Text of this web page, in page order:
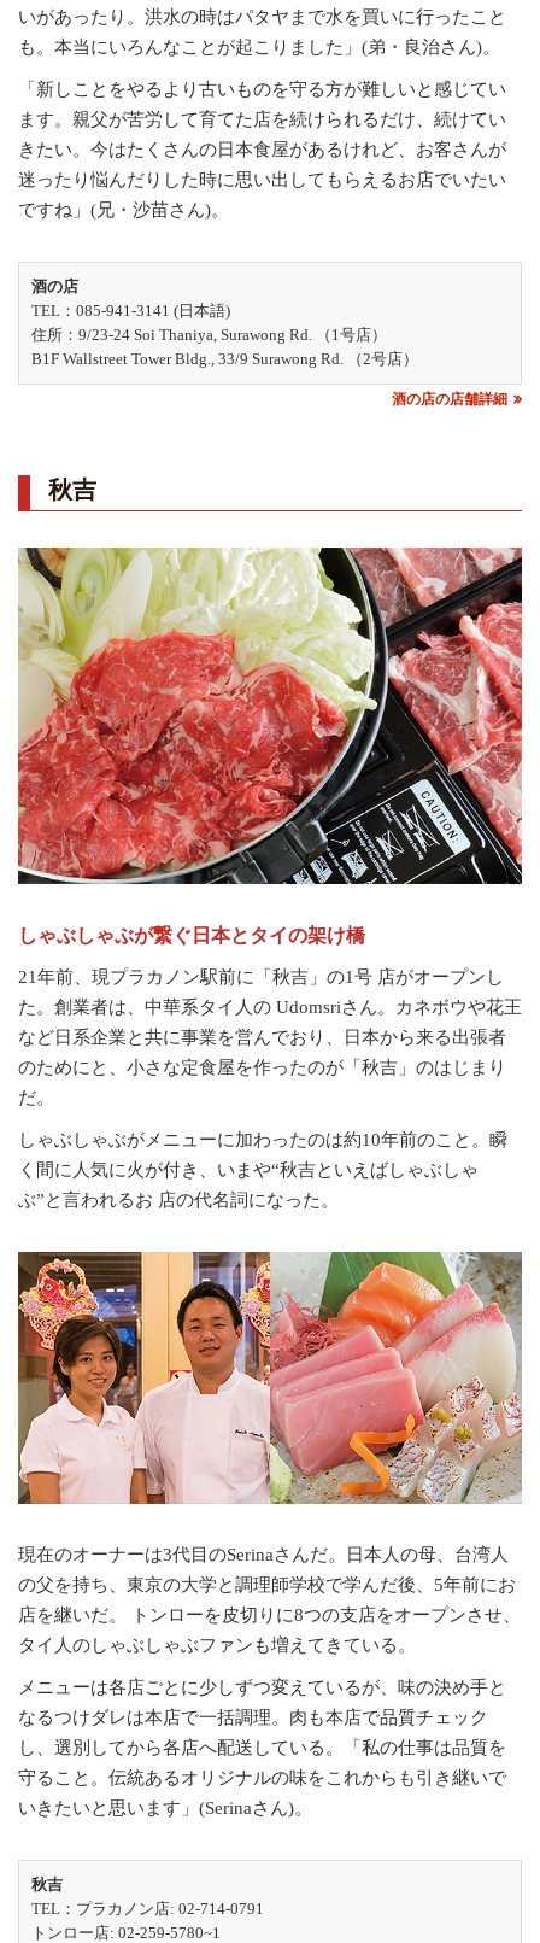
いがあったり。洪水の時はパタヤまで水を買いに行ったこと
も。本当にいろんなことが起こりました」(弟・良治さん)。
「新しことをやるより古いものを守る方が難しいと感じてい
ます。親父が苦労して育てた店を続けられるだけ、続けてい
きたい。今はたくさんの日本食屋があるけれど、お客さんが
迷ったり悩んだりした時に思い出してもらえるお店でいたい
ですね」(兄・沙苗さん)。
酒の店
TEL：085-941-3141 (日本語)
住所：9/23-24 Soi Thaniya, Surawong Rd. （1号店）
B1F Wallstreet Tower Bldg., 33/9 Surawong Rd. （2号店）
酒の店の店舗詳細
秋吉
しゃぶしゃぶが繋ぐ日本とタイの架け橋
21年前、現プラカノン駅前に「秋吉」の1号 店がオープンし
た。創業者は、中華系タイ人の Udomsriさん。カネボウや花王
など日系企業と共に事業を営んでおり、日本から来る出張者
のためにと、小さな定食屋を作ったのが「秋吉」のはじまり
だ。
しゃぶしゃぶがメニューに加わったのは約10年前のこと。瞬
く間に人気に火が付き、いまや“秋吉といえばしゃぶしゃ
ぶ”と言われるお 店の代名詞になった。
現在のオーナーは3代目のSerinaさんだ。日本人の母、台湾人
の父を持ち、東京の大学と調理師学校で学んだ後、5年前にお
店を継いだ。 トンローを皮切りに8つの支店をオープンさせ、
タイ人のしゃぶしゃぶファンも増えてきている。
メニューは各店ごとに少しずつ変えているが、味の決め手と
なるつけダレは本店で一括調理。肉も本店で品質チェック
し、選別してから各店へ配送している。「私の仕事は品質を
守ること。伝統あるオリジナルの味をこれからも引き継いで
いきたいと思います」(Serinaさん)。
秋吉
TEL：プラカノン店: 02-714-0791
トンロー店: 02-259-5780~1